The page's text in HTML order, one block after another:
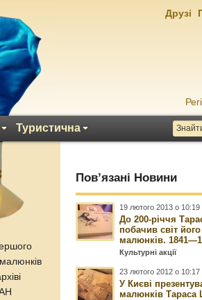
Туристична
Друзі
Пов’язані Новини
19 лютого 2013 о 10:19
До 200-річчя
побачив світ
малюнків.
Культурні акції
23 лютого 2012 о 10:17
У Києві
малюнків Тараса